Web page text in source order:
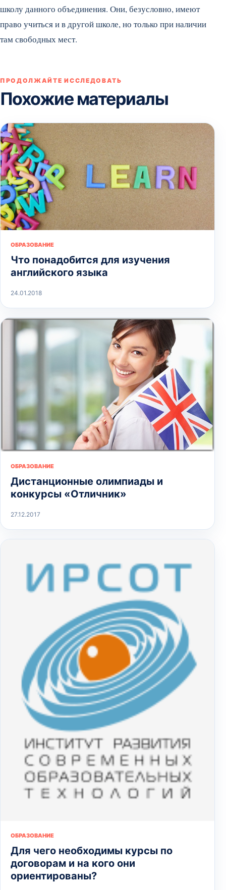
школу данного объединения. Они, безусловно, имеют
право учиться и в другой школе, но только при наличии
там свободных мест.
ПРОДОЛЖАЙТЕ ИССЛЕДОВАТЬ
Похожие материалы
ОБРАЗОВАНИЕ
Что понадобится для изучения
английского языка
24.01.2018
ОБРАЗОВАНИЕ
Дистанционные олимпиады и
конкурсы «Отличник»
27.12.2017
ОБРАЗОВАНИЕ
Для чего необходимы курсы по
договорам и на кого они
ориентированы?